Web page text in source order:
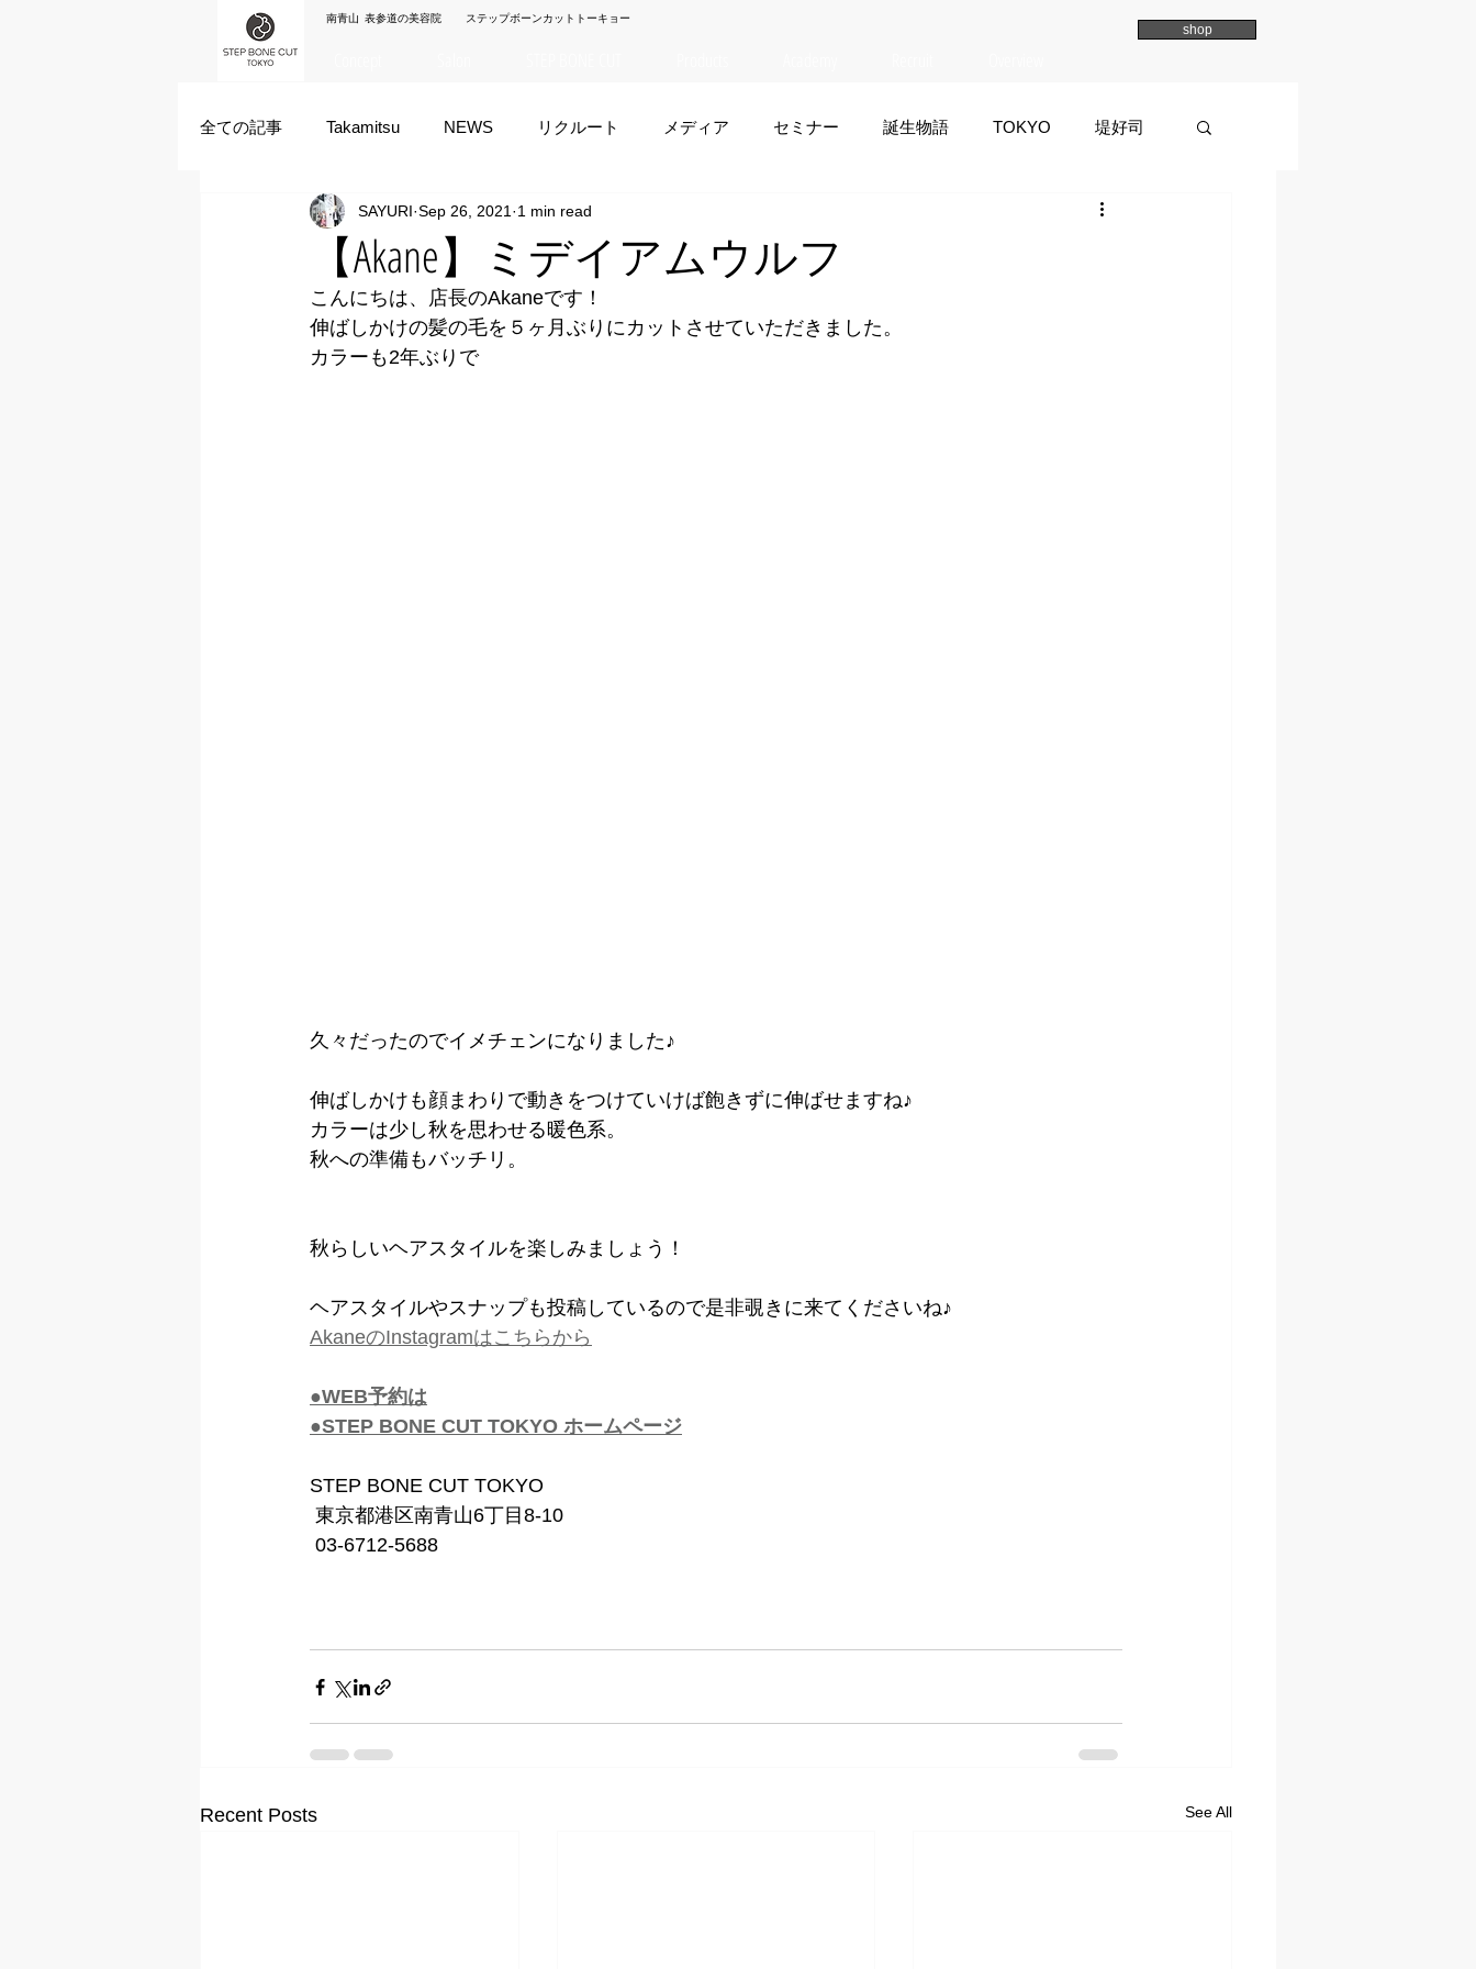
南青山 表参道の美容院 ステップボーンカットトーキョー
shop
全ての記事 Takamitsu NEWS リクルート メディア セミナー 誕生物語 TOKYO 堤好司
Akane Kanda HAYATO 夏菜 TAISEI イマイマユ
ズシヒロヤ 竹原拓摩 お笑い
【Akane】ミデイアムウルフ
SAYURI Sep 26, 2021 1 min read
こんにちは、店長のAkaneです！
伸ばしかけの髪の毛を５ヶ月ぶりにカットさせていただきました。
カラーも2年ぶりで
久々だったのでイメチェンになりました♪
伸ばしかけも顔まわりで動きをつけていけば飽きずに伸ばせますね♪
カラーは少し秋を思わせる暖色系。
秋への準備もバッチリ。
秋らしいヘアスタイルを楽しみましょう！
ヘアスタイルやスナップも投稿しているので是非覗きに来てくださいね♪
AkaneのInstagramはこちらから
●WEB予約は
●STEP BONE CUT TOKYO ホームページ
STEP BONE CUT TOKYO
東京都港区南青山6丁目8-10
03-6712-5688
Recent Posts See All